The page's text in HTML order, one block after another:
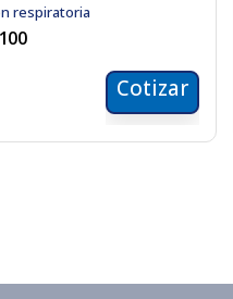
respiratoria
Cotizar